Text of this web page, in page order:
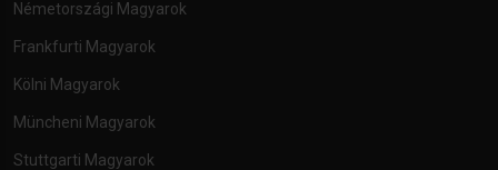
Németországi Magyarok
Frankfurti Magyarok
Kölni Magyarok
Müncheni Magyarok
Stuttgarti Magyarok